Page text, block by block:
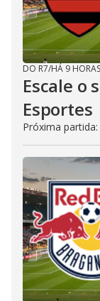
DO R7/HÁ 9 HORAS
Escale o
Esportes
Próxima